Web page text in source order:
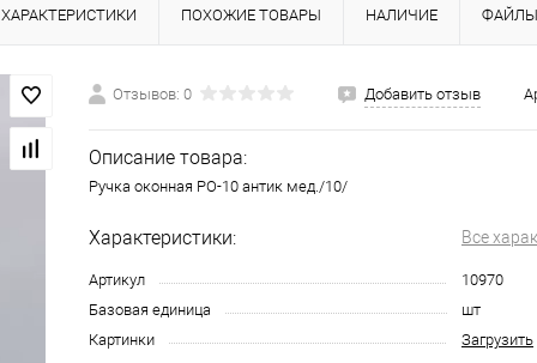
ХАРАКТЕРИСТИКИ ПОХОЖИЕ ТОВАРЫ НАЛИЧИЕ ФАЙЛЫ
Отзывов: 0 Добавить отзыв
Описание товара:
Ручка оконная РО-10 антик мед./10/
Характеристики: Все
Артикул
10970
Базовая единица
шт
Картинки
Загрузить